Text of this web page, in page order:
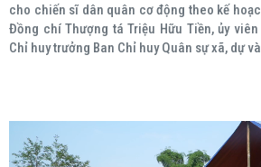
cho chiến sĩ dân quân cơ động theo kế
Đồng chí Thượng tá Triệu Hữu Tiền, ủy
Chỉ huy trưởng Ban Chỉ huy Quân sự xã, dự